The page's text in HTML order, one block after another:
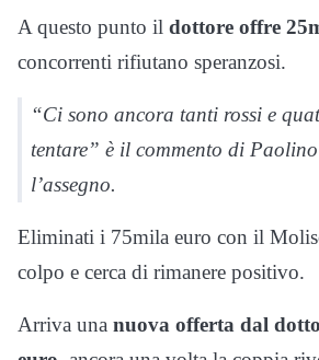
A questo punto il dottore offre
concorrenti rifiutano speranzosi.
“Ci sono ancora tanti rossi e
tentare” è il commento di
l’assegno.
Eliminati i 75mila euro con il
colpo e cerca di rimanere positivo.
Arriva una nuova offerta dal